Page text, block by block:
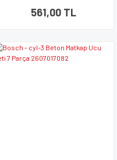
561,00 TL